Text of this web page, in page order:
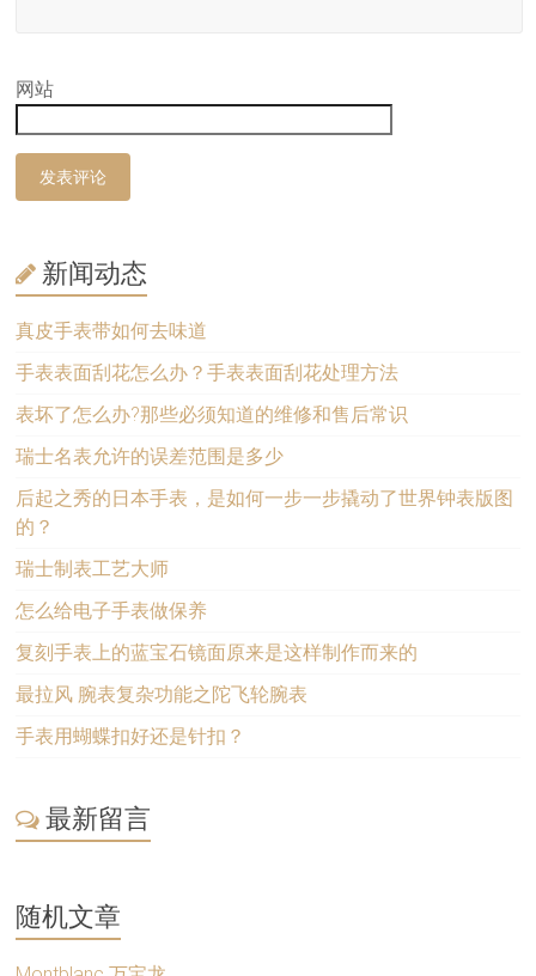
网站
新闻动态
真皮手表带如何去味道
手表表面刮花怎么办？手表表面刮花处理方法
表坏了怎么办?那些必须知道的维修和售后常识
瑞士名表允许的误差范围是多少
后起之秀的日本手表，是如何一步一步撬动了世界钟表版图
的？
瑞士制表工艺大师
怎么给电子手表做保养
复刻手表上的蓝宝石镜面原来是这样制作而来的
最拉风 腕表复杂功能之陀飞轮腕表
手表用蝴蝶扣好还是针扣？
最新留言
随机文章